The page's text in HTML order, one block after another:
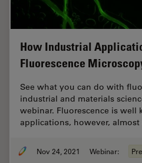
How Industrial
Fluorescence
See what you can do with
industrial and materials
webinar. Fluorescence is
applications, however,
Nov 24, 2021 Webinar: